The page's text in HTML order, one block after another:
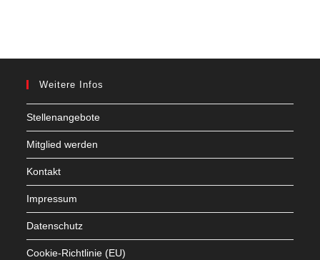
Weitere Infos
Stellenangebote
Mitglied werden
Kontakt
Impressum
Datenschutz
Cookie-Richtlinie (EU)